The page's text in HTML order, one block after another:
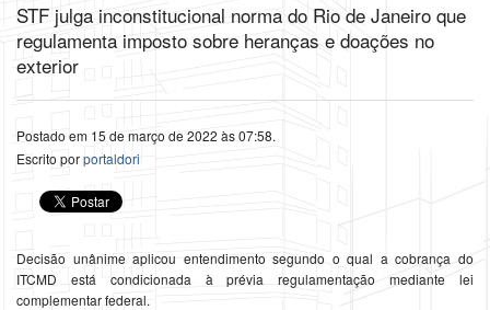
STF julga inconstitucional norma do Rio de Janeiro que
regulamenta imposto sobre heranças e doações no
exterior
Postado em 15 de março de 2022 às 07:58.
Escrito porportaldori
Decisão unânime aplicou entendimento segundo o qual a cobrança do
ITCMD está condicionada à prévia regulamentação mediante lei
complementar federal.